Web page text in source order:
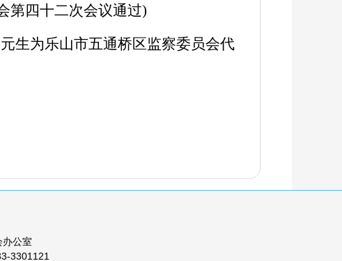
第四十二次会议通过)
生为乐山市五通桥区监察委员会代
公室
3301121